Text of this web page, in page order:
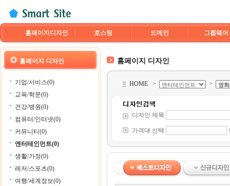
홈페이지디자인 호스팅 도메인 그룹웨어
홈페이지 디자인
기업/서비스(0)
교육/학문(0)
건강/병원(0)
컴퓨터/인터넷(0)
커뮤니티(0)
엔터테인먼트(0)
생활/가정(0)
레저/스포츠(0)
여행/세계정보(0)
홈페이지 디자인
HOME > >
디자인 제목
가격대 선택